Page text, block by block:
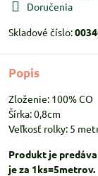
Doručenia
Skladové číslo:
Popis
Zloženie: 100% CO
Šírka: 0,8cm
Veľkosť rolky: 5
Produkt je
je za 1ks=5metrov.